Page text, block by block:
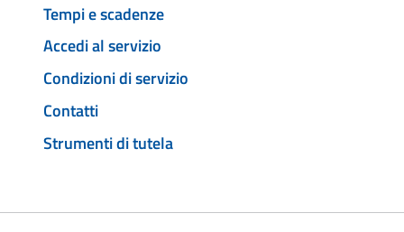
Tempi e scadenze
Accedi al servizio
Condizioni di servizio
Contatti
Strumenti di tutela